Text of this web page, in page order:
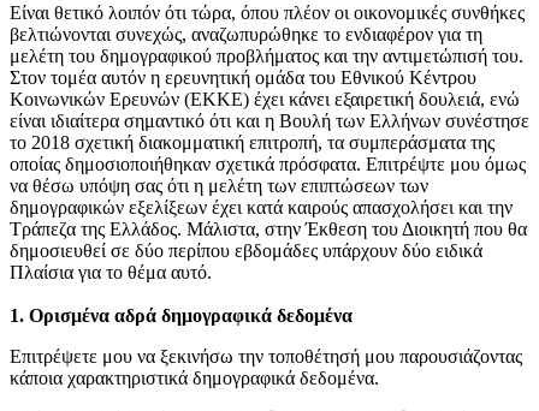
Είναι θετικό λοιπόν ότι τώρα, όπου πλέον οι οικονομικές συνθήκες
βελτιώνονται συνεχώς, αναζωπυρώθηκε το ενδιαφέρον για τη
μελέτη του δημογραφικού προβλήματος και την αντιμετώπισή του.
Στον τομέα αυτόν η ερευνητική ομάδα του Εθνικού Κέντρου
Κοινωνικών Ερευνών (ΕΚΚΕ) έχει κάνει εξαιρετική δουλειά, ενώ
είναι ιδιαίτερα σημαντικό ότι και η Βουλή των Ελλήνων συνέστησε
το 2018 σχετική διακομματική επιτροπή, τα συμπεράσματα της
οποίας δημοσιοποιήθηκαν σχετικά πρόσφατα. Επιτρέψτε μου όμως
να θέσω υπόψη σας ότι η μελέτη των επιπτώσεων των
δημογραφικών εξελίξεων έχει κατά καιρούς απασχολήσει και την
Τράπεζα της Ελλάδος. Μάλιστα, στην Έκθεση του Διοικητή που θα
δημοσιευθεί σε δύο περίπου εβδομάδες υπάρχουν δύο ειδικά
Πλαίσια για το θέμα αυτό.
1. Ορισμένα αδρά δημογραφικά δεδομένα
Επιτρέψετε μου να ξεκινήσω την τοποθέτησή μου παρουσιάζοντας
κάποια χαρακτηριστικά δημογραφικά δεδομένα.